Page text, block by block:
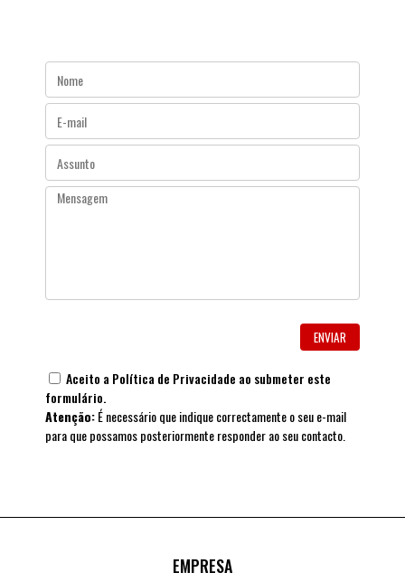
Aceito a Política de Privacidade ao submeter este
formulário.
Atenção:É necessário que indique correctamente o seu e-mail
para que possamos posteriormente responder ao seu contacto.
EMPRESA